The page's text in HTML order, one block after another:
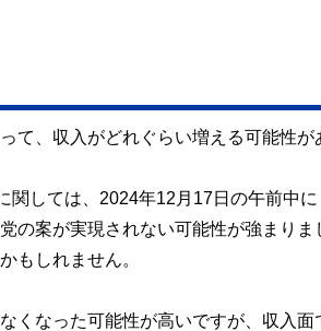
て、収入がどれぐらい増える可能性が
関しては、2024年12月17日の午前中
の案が実現されない可能性が強まり
もしれません。
くなった可能性が高いですが、収入